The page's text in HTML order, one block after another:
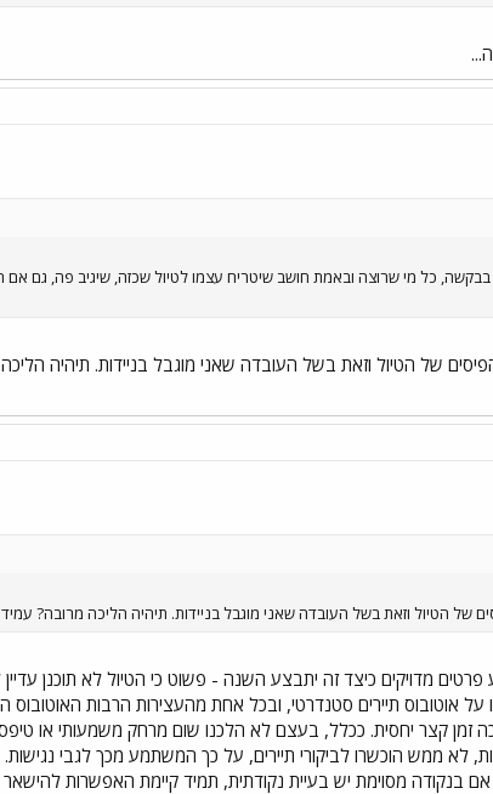
כל מי שרוצה ובאמת חושב שיטריח עצמו לטיול שכזה, שיגיב פה, גם
של הטיול וזאת בשל העובדה שאני מוגבל בניידות. תיהיה
של הטיול וזאת בשל העובדה שאני מוגבל בניידות. תיהיה הליכה מרובה?
מדויקים כיצד זה יתבצע השנה - פשוט כי הטיול לא תוכנן עדיין
אוטובוס תיירים סטנדרטי, ובכל אחת מהעצירות הרבות האוטובוס
קצר יחסית. ככלל, בעצם לא הלכנו שום מרחק משמעותי או
לא ממש הוכשרו לביקורי תיירים, על כך המשתמע מכך לגבי נגישות.
בנקודה מסוימת יש בעיית נקודתית, תמיד קיימת האפשרות להישאר